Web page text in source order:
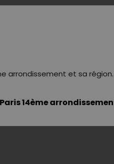
arrondissement et sa région.
14ème